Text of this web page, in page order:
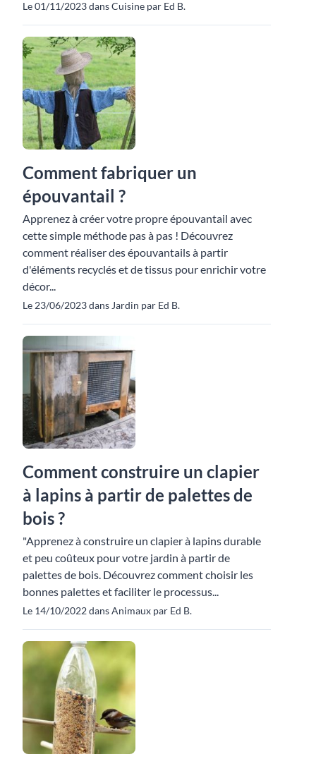
Le 01/11/2023 dans Cuisine par Ed B.
Comment fabriquer un
épouvantail ?
Apprenez à créer votre propre épouvantail avec
cette simple méthode pas à pas ! Découvrez
comment réaliser des épouvantails à partir
d'éléments recyclés et de tissus pour enrichir votre
décor...
Le 23/06/2023 dans Jardin par Ed B.
Comment construire un clapier
à lapins à partir de palettes de
bois ?
"Apprenez à construire un clapier à lapins durable
et peu coûteux pour votre jardin à partir de
palettes de bois. Découvrez comment choisir les
bonnes palettes et faciliter le processus...
Le 14/10/2022 dans Animaux par Ed B.